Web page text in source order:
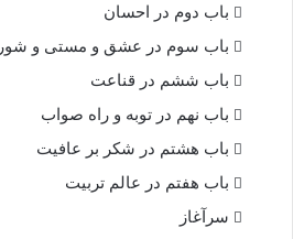
باب دوم در احسان
باب سوم در عشق و مستی و شور
باب ششم در قناعت
باب نهم در توبه و راه صواب
باب هشتم در شکر بر عافیت
باب هفتم در عالم تربیت
سرآغاز